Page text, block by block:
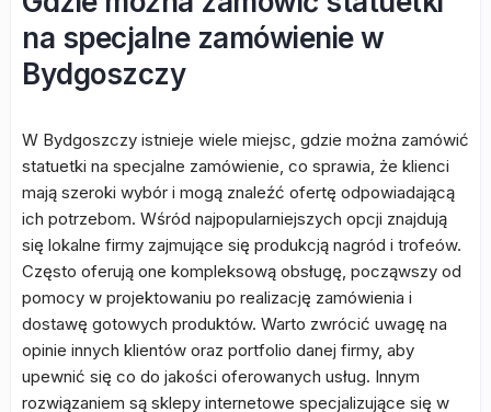
na specjalne zamówienie w
Bydgoszczy
W Bydgoszczy istnieje wiele miejsc, gdzie można zamówić
statuetki na specjalne zamówienie, co sprawia, że klienci
mają szeroki wybór i mogą znaleźć ofertę odpowiadającą
ich potrzebom. Wśród najpopularniejszych opcji znajdują
się lokalne firmy zajmujące się produkcją nagród i trofeów.
Często oferują one kompleksową obsługę, począwszy od
pomocy w projektowaniu po realizację zamówienia i
dostawę gotowych produktów. Warto zwrócić uwagę na
opinie innych klientów oraz portfolio danej firmy, aby
upewnić się co do jakości oferowanych usług. Innym
rozwiązaniem są sklepy internetowe specjalizujące się w